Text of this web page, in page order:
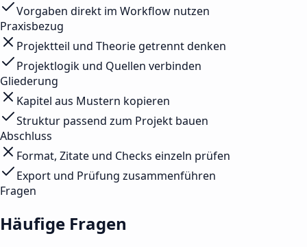
Vorgaben direkt im Workflow nutzen
Praxisbezug
Projektteil und Theorie getrennt denken
Projektlogik und Quellen verbinden
Gliederung
Kapitel aus Mustern kopieren
Struktur passend zum Projekt bauen
Abschluss
Format, Zitate und Checks einzeln prüfen
Export und Prüfung zusammenführen
Fragen
Häufige Fragen